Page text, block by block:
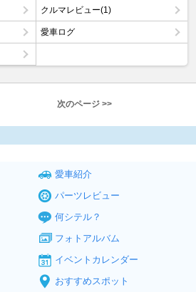
クルマレビュー(1)
愛車ログ
次のページ >>
愛車紹介
パーツレビュー
何シテル？
フォトアルバム
イベントカレンダー
おすすめスポット